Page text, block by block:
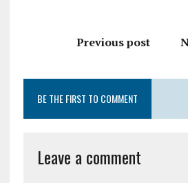
Previous post
BE THE FIRST TO COMMENT
Leave a comment